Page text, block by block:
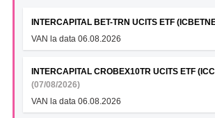
INTERCAPITAL BET-TRN UCITS ETF
VAN la data 06.08.2026
INTERCAPITAL CROBEX10TR UCITS ETF
(07/08/2026)
VAN la data 06.08.2026